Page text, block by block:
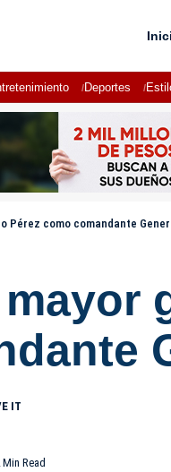
Deportes
Pérez como comandante
Min Read